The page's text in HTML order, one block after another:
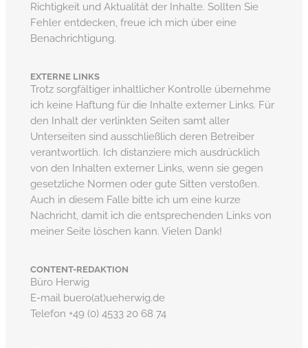
Richtigkeit und Aktualität der Inhalte. Sollten Sie
Fehler entdecken, freue ich mich über eine
Benachrichtigung.
EXTERNE LINKS
Trotz sorgfältiger inhaltlicher Kontrolle übernehme
ich keine Haftung für die Inhalte externer Links. Für
den Inhalt der verlinkten Seiten samt aller
Unterseiten sind ausschließlich deren Betreiber
verantwortlich. Ich distanziere mich ausdrücklich
von den Inhalten externer Links, wenn sie gegen
gesetzliche Normen oder gute Sitten verstoßen.
Auch in diesem Falle bitte ich um eine kurze
Nachricht, damit ich die entsprechenden Links von
meiner Seite löschen kann. Vielen Dank!
CONTENT-REDAKTION
Büro Herwig
E-mail buero(at)ueherwig.de
Telefon +49 (0) 4533 20 68 74